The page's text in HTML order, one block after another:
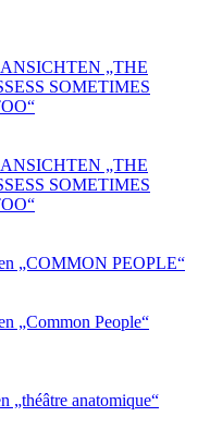
„THE
SOMETIMES
„THE
SOMETIMES
„COMMON PEOPLE“
„Common People“
„théâtre anatomique“